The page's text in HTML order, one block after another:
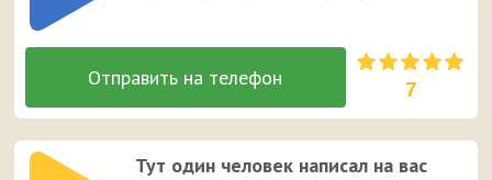
7
Тут один человек написал на вас